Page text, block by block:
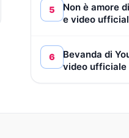
5
Non è amore
e video
6
Bevanda di
video ufficiale